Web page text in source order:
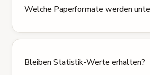
Welche Paperformate werden
Bleiben Statistik-Werte erhalten?